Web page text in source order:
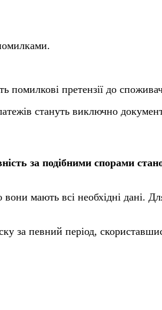
помилкові претензії до
стануть виключно
за подібними спорами
мають всі необхідні дані.
за певний період,